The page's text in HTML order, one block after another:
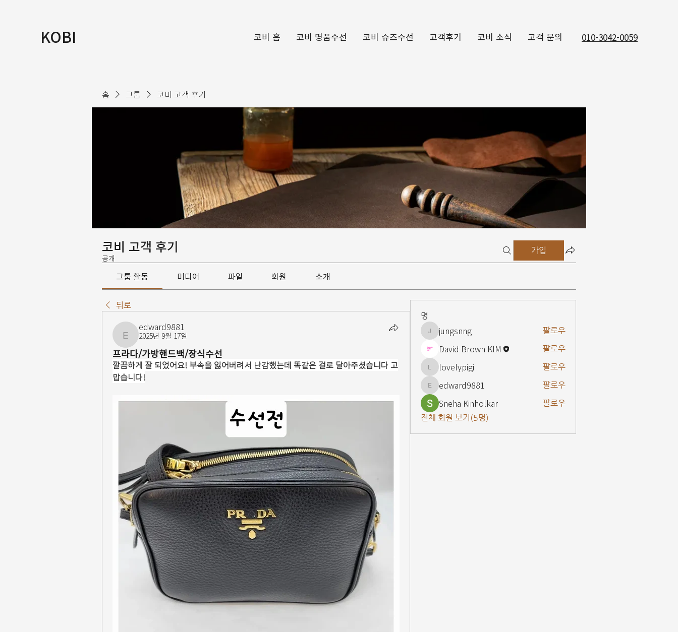
KOBI 코비 홈 코비 명품수선 코비 슈즈수선 고객후기 코비 소식 고객 문의 010-3042-0059
홈 그룹 코비 고객 후기
코비 고객 후기
공개
가입
그룹 활동 미디어 파일 회원 소개
뒤로
edward9881
edward9881
2025년 9월 17일
프라다/가방핸드백/장식수선
깔끔하게 잘 되었어요! 부속을 잃어버려서 난감했는데 똑같은 걸로 달아주셨습니다 고
맙습니다!
명
jungsnng
jungsnng 팔로우
David Brown KIM 팔로우
lovelypigi
lovelypigi 팔로우
edward9881
edward9881 팔로우
Sneha Kinholkar
팔로우
전체 회원 보기(5명)